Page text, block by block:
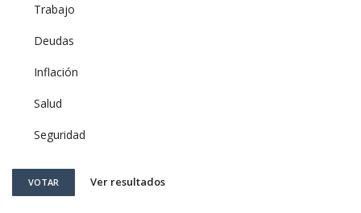
Trabajo
Deudas
Inflación
Salud
Seguridad
VOTAR Ver resultados